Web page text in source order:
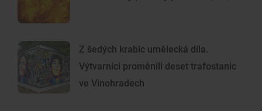
Z šedých krabic umělecká díla.
Výtvarníci proměnili deset trafostanic
ve Vinohradech